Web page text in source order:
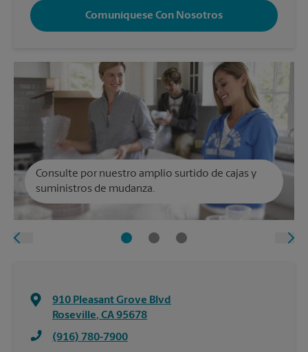
Comuníquese Con Nosotros
Consulte por nuestro amplio surtido de cajas y
suministros de mudanza.
910 Pleasant Grove Blvd
Roseville, CA95678
(916) 780-7900